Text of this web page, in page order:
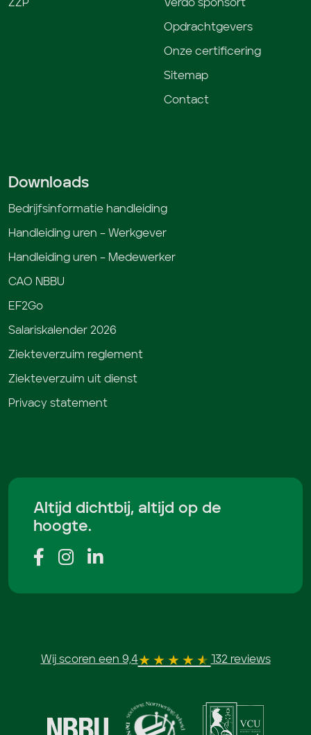
ZZP Verdo sponsort
Opdrachtgevers
Onze certificering
Sitemap
Contact
Downloads
Bedrijfsinformatie handleiding
Handleiding uren – Werkgever
Handleiding uren – Medewerker
CAO NBBU
EF2Go
Salariskalender 2026
Ziekteverzuim reglement
Ziekteverzuim uit dienst
Privacy statement
Altijd dichtbij, altijd op de
hoogte.
Wij scoren een 9,4 132 reviews